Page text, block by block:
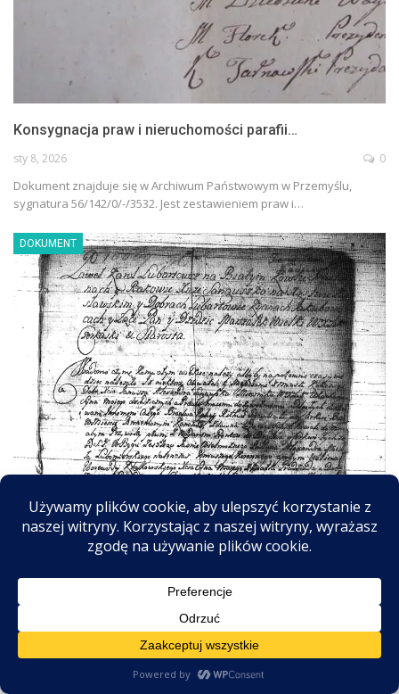
Konsygnacja praw i nieruchomości parafii…
sty 8, 2026 0
Dokument znajduje się w Archiwum Państwowym w Przemyślu,
sygnatura 56/142/0/-/3532. Jest zestawieniem praw i…
DOKUMENT